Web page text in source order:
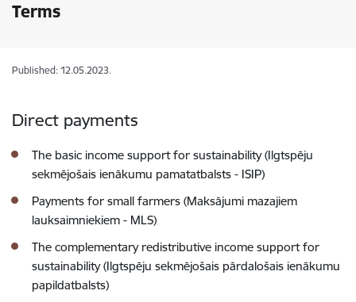
Terms
Published: 12.05.2023.
Direct payments
The basic income support for sustainability (Ilgtspēju
sekmējošais ienākumu pamatatbalsts - ISIP)
Payments for small farmers (Maksājumi mazajiem
lauksaimniekiem - MLS)
The complementary redistributive income support for
sustainability (Ilgtspēju sekmējošais pārdalošais ienākumu
papildatbalsts)